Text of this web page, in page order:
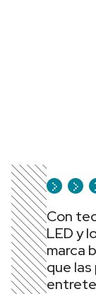
Con
LED y
marca
que